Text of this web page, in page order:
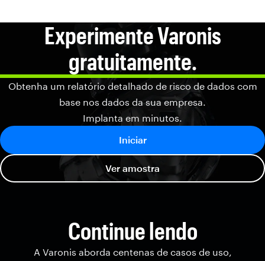
Experimente Varonis
gratuitamente.
Obtenha um relatório detalhado de risco de dados com
base nos dados da sua empresa.
Implanta em minutos.
Iniciar
Ver amostra
Continue lendo
A Varonis aborda centenas de casos de uso,